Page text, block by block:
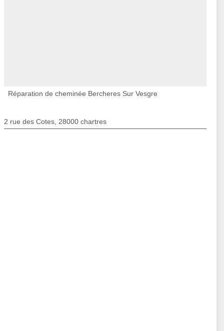
Réparation de cheminée Bercheres Sur Vesgre
2 rue des Cotes, 28000 chartres